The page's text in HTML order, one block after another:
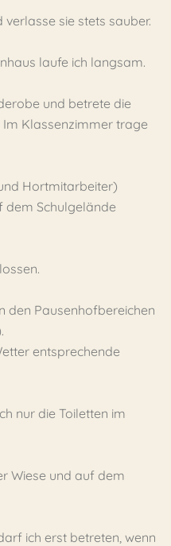
sie stets sauber.
laufe ich langsam.
und betrete die
Im Klassenzimmer trage
Hortmitarbeiter)
dem Schulgelände
den Pausenhofbereichen
entsprechende
nur die Toiletten im
Wiese und auf dem
ich erst betreten, wenn